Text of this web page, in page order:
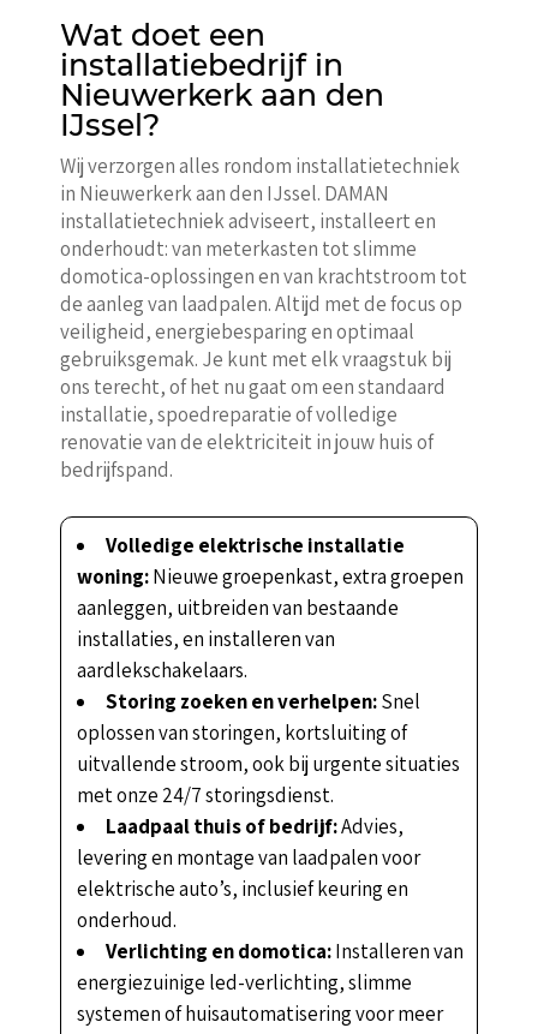
Wat doet een
installatiebedrijf in
Nieuwerkerk aan den
IJssel?
Wij verzorgen alles rondom installatietechniek
in Nieuwerkerk aan den IJssel. DAMAN
installatietechniek adviseert, installeert en
onderhoudt: van meterkasten tot slimme
domotica-oplossingen en van krachtstroom tot
de aanleg van laadpalen. Altijd met de focus op
veiligheid, energiebesparing en optimaal
gebruiksgemak. Je kunt met elk vraagstuk bij
ons terecht, of het nu gaat om een standaard
installatie, spoedreparatie of volledige
renovatie van de elektriciteit in jouw huis of
bedrijfspand.
Volledige elektrische installatie
woning:Nieuwe groepenkast, extra groepen
aanleggen, uitbreiden van bestaande
installaties, en installeren van
aardlekschakelaars.
Storing zoeken en verhelpen:Snel
oplossen van storingen, kortsluiting of
uitvallende stroom, ook bij urgente situaties
met onze 24/7 storingsdienst.
Laadpaal thuis of bedrijf:Advies,
levering en montage van laadpalen voor
elektrische auto’s, inclusief keuring en
onderhoud.
Verlichting en domotica:Installeren van
energiezuinige led-verlichting, slimme
systemen of huisautomatisering voor meer